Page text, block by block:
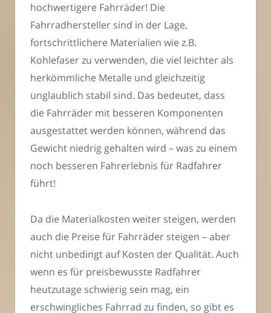
hochwertigere Fahrräder! Die
Fahrradhersteller sind in der Lage,
fortschrittlichere Materialien wie z.B.
Kohlefaser zu verwenden, die viel leichter als
herkömmliche Metalle und gleichzeitig
unglaublich stabil sind. Das bedeutet, dass
die Fahrräder mit besseren Komponenten
ausgestattet werden können, während das
Gewicht niedrig gehalten wird – was zu einem
noch besseren Fahrerlebnis für Radfahrer
führt!
Da die Materialkosten weiter steigen, werden
auch die Preise für Fahrräder steigen – aber
nicht unbedingt auf Kosten der Qualität. Auch
wenn es für preisbewusste Radfahrer
heutzutage schwierig sein mag, ein
erschwingliches Fahrrad zu finden, so gibt es